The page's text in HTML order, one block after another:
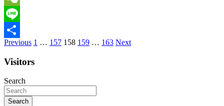
Link
WeChat
Line
Share
Posts
pagination
Previous 1 … 157 158 159 … 163 Next
Visitors
Search
Search